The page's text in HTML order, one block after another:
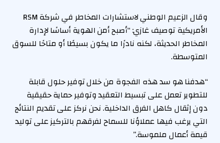
وقال الزعيم الوطني لاستشارات المخاطر في شركة RSM
الأمريكية توصيف غازي: “أصبح أمن الهوية أساسًا لإدارة
المخاطر الحديثة، لكنه نادرًا ما يكون بسيطًا أو متاحًا للسوق
المتوسطة.
“هدفنا هو سد هذه الفجوة من خلال توفير حلول قابلة
للتطوير تعمل على تبسيط التعقيد وتوفير حماية حقيقية
دون إثقال كاهل الفرق الداخلية. نحن نركز على تقديم النتائج
التي يرغب فيها عملاؤنا للسماح لفرقهم بالتركيز على توليد
قيمة أعمال ملموسة.”